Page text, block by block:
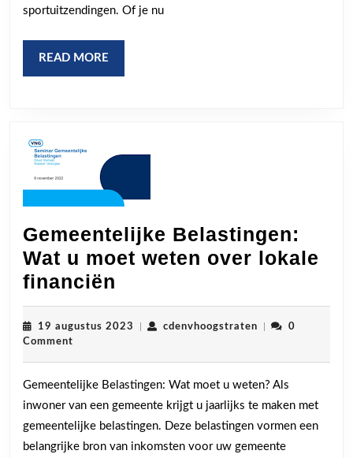
sportuitzendingen. Of je nu
READ MORE
MORE
Gemeentelijke Belastingen:
Wat u moet weten over lokale
financiën
Belastingen:
Wat
moet
weten
over
lokale
19 augustus 2023 19
cdenvhoogstratencdenvhoogstraten
0
Comment
Gemeentelijke Belastingen: Wat moet u weten? Als
inwoner van een gemeente krijgt u jaarlijks te maken met
gemeentelijke belastingen. Deze belastingen vormen een
belangrijke bron van inkomsten voor uw gemeente